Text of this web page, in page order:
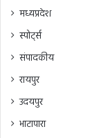
मध्यप्रदेश
स्पोर्ट्स
संपादकीय
रायपुर
उदयपुर
भाटापारा